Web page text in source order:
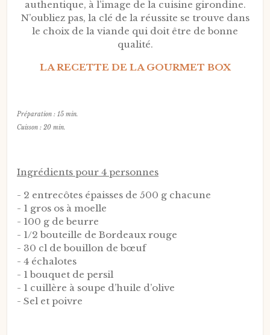
authentique, à l’image de la cuisine girondine.
N’oubliez pas, la clé de la réussite se trouve dans
le choix de la viande qui doit être de bonne
qualité.
LA RECETTE DE LA GOURMET BOX
Préparation : 15 min.
Cuisson : 20 min.
Ingrédients pour 4 personnes
- 2 entrecôtes épaisses de 500 g chacune
- 1 gros os à moelle
- 100 g de beurre
- 1/2 bouteille de Bordeaux rouge
- 30 cl de bouillon de bœuf
- 4 échalotes
- 1 bouquet de persil
- 1 cuillère à soupe d’huile d’olive
- Sel et poivre